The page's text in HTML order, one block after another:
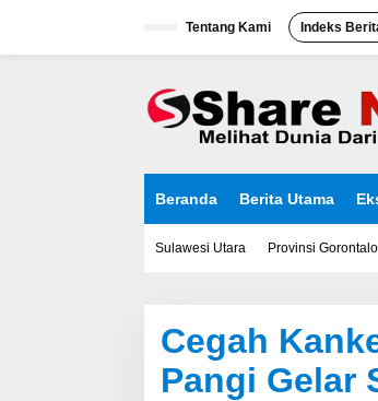
Tentang Kami Indeks
Beranda Berita Utama
Sulawesi Utara Provinsi Gorontalo
Cegah
Pangi Gelar